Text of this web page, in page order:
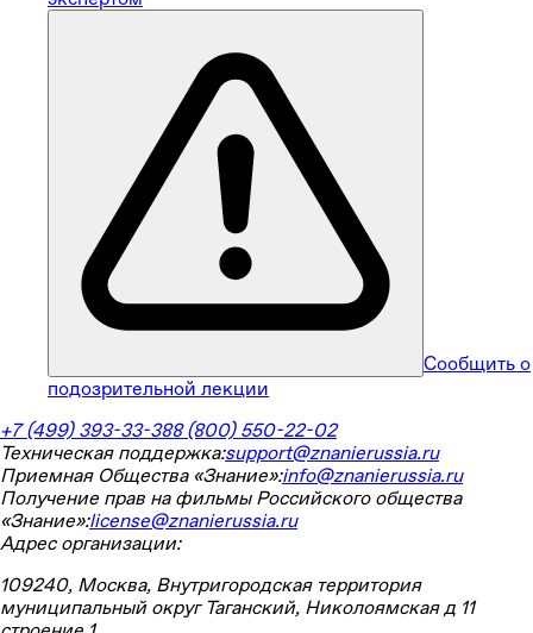
Сообщить о
подозрительной лекции
+7 (499) 393-33-388 (800) 550-22-02
Техническая поддержка:support@znanierussia.ru
Приемная Общества «Знание»:info@znanierussia.ru
Получение прав на фильмы Российского общества
«Знание»:license@znanierussia.ru
Адрес организации:
109240, Москва, Внутригородская территория
муниципальный округ Таганский, Николоямская д 11